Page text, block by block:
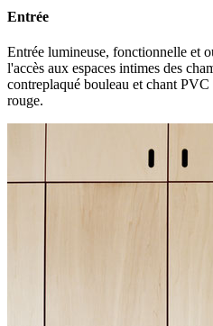
Entrée
Entrée lumineuse, fonctionnelle et
l'accès aux espaces intimes des
contreplaqué bouleau et chant
rouge.